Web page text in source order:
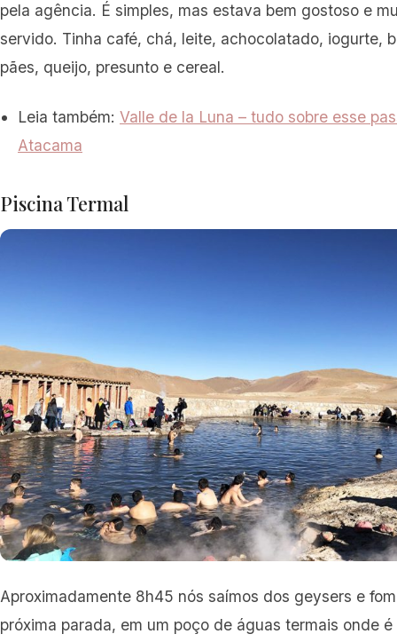
pela agência. É simples, mas estava bem gostoso e
servido. Tinha café, chá, leite, achocolatado, iogurte,
pães, queijo, presunto e cereal.
Leia também: Valle de la Luna – tudo sobre esse
Atacama
Piscina Termal
Aproximadamente 8h45 nós saímos dos geysers e
próxima parada, em um poço de águas termais onde